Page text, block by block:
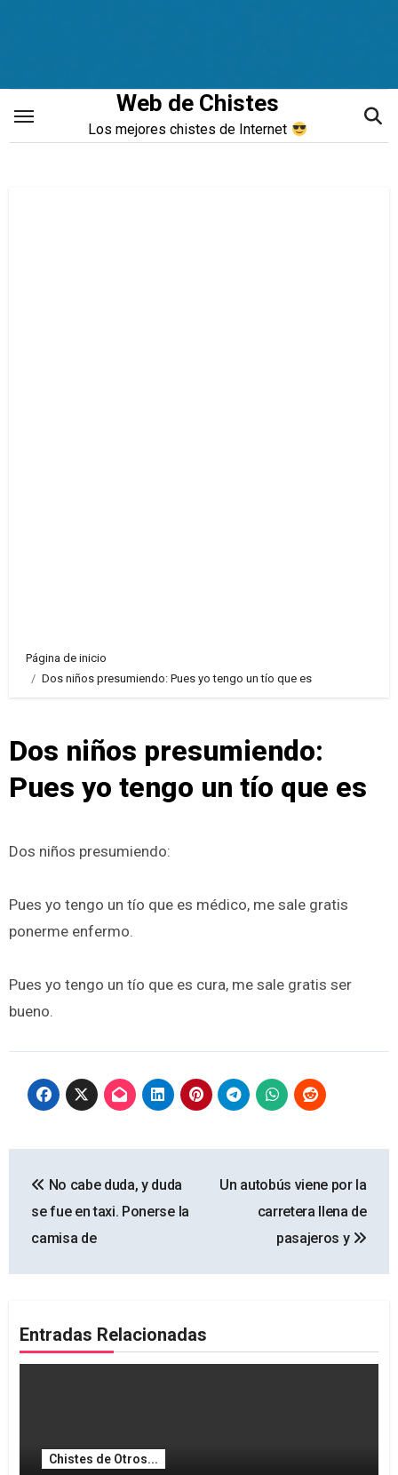
Web de Chistes
Los mejores chistes de Internet
Página de inicio
Dos niños presumiendo: Pues yo tengo un tío que es
Dos niños presumiendo:
Pues yo tengo un tío que es
Dos niños presumiendo:
Pues yo tengo un tío que es médico, me sale gratis
ponerme enfermo.
Pues yo tengo un tío que es cura, me sale gratis ser
bueno.
de
entradas
No cabe duda, y duda
se fue en taxi. Ponerse la
camisa de
Un autobús viene por la
carretera llena de
pasajeros y
Entradas Relacionadas
Chistes de Otros...